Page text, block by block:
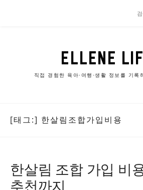
ELLENE
직접 경험한 육아·여행·생활 정보를 기록
[태그:] 한살림조합가입비용
한살림 조합 가입 비
추천까지